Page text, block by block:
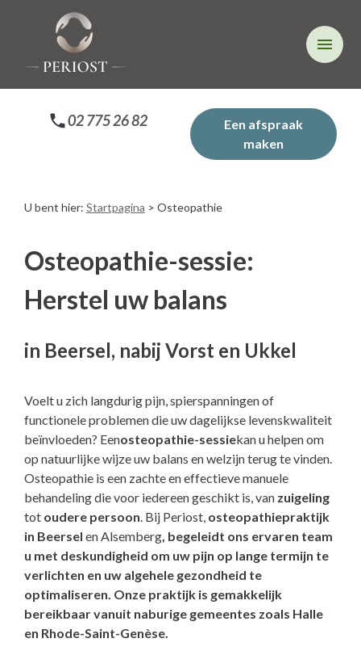
menu
02 775 26 82
Een afspraak
maken
U bent hier: Startpagina > Osteopathie
Osteopathie-sessie:
Herstel uw balans
in Beersel, nabij Vorst en Ukkel
Voelt u zich langdurig pijn, spierspanningen of
functionele problemen die uw dagelijkse levenskwaliteit
beïnvloeden? Eenosteopathie-sessiekan u helpen om
op natuurlijke wijze uw balans en welzijn terug te vinden.
Osteopathie is een zachte en effectieve manuele
behandeling die voor iedereen geschikt is, van zuigeling
tot oudere persoon. Bij Periost, osteopathiepraktijk
in Beersel en Alsemberg, begeleidt ons ervaren team
u met deskundigheid om uw pijn op lange termijn te
verlichten en uw algehele gezondheid te
optimaliseren. Onze praktijk is gemakkelijk
bereikbaar vanuit naburige gemeentes zoals Halle
en Rhode-Saint-Genèse.
Cookies beheer paneel